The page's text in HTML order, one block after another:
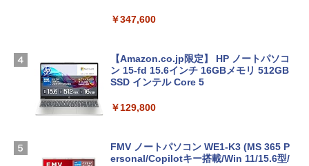
￥347,600
【Amazon.co.jp限定】 HP ノートパソコ
ン 15-fd 15.6インチ 16GBメモリ 512GB
SSD インテル Core 5
￥129,800
FMV ノートパソコン WE1-K3 (MS 365 P
ersonal/Copilotキー搭載/Win 11/15.6型/